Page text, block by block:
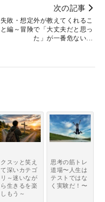
次の記事
失敗・想定外が教えてくれるこ
と編～冒険で「大丈夫だと思っ
た」が一番危ない...
クスッと笑え
て深いカテゴ
リ～迷いなが
ら生きるを楽
しもう～
思考の筋トレ
道場〜人生は
テストではな
く実験だ！〜